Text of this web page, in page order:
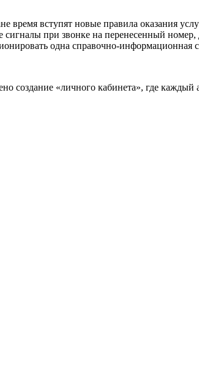
время вступят новые правила оказания
при звонке на перенесенный номер,
одна справочно-
создание «личного кабинета», где